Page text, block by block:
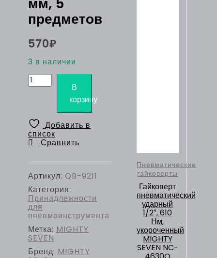
предметов
570₽
3 в наличии
Количество
товара
точильных
камней
3
мм,
предметов
В
корзину
Добавить в
список
Сравнить
Артикул: QB-9211
Категория:
Принадлежности
для
пневмоинструмента
Метка: MIGHTY
SEVEN
Бренд: MIGHTY
Пневматические
гайковерты
Гайковерт
пневматический
ударный
1/2″, 610
Нм,
укороченный
MIGHTY
SEVEN NC-